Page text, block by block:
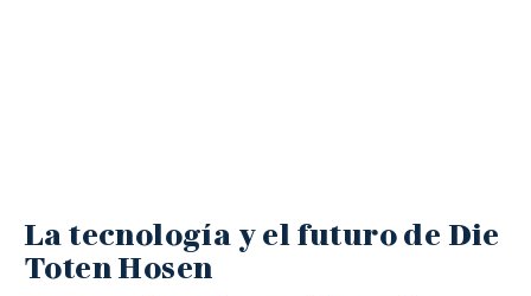
La tecnología y el futuro de Die
Toten Hosen